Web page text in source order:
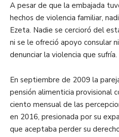
A pesar de que la embajada
hechos de violencia familiar,
Ezeta. Nadie se cercioró del
ni se le ofreció apoyo consular
denunciar la violencia que sufría.
En septiembre de 2009 la
pensión alimenticia provisional
ciento mensual de las
en 2016, presionada por su
que aceptaba perder su